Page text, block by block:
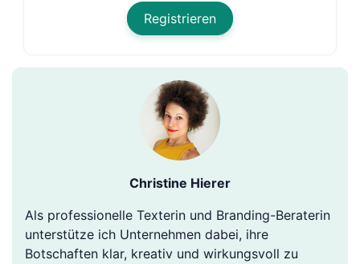
Registrieren
Christine Hierer
Als professionelle Texterin und Branding-Beraterin
unterstütze ich Unternehmen dabei, ihre
Botschaften klar, kreativ und wirkungsvoll zu